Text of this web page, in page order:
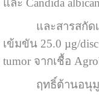
และ Candida
และสารสกัดเอ
เข้มขัน 25.0 µg/
tumor จากเชื้อ
ฤทธิ์ต้านอนุมูลอิ